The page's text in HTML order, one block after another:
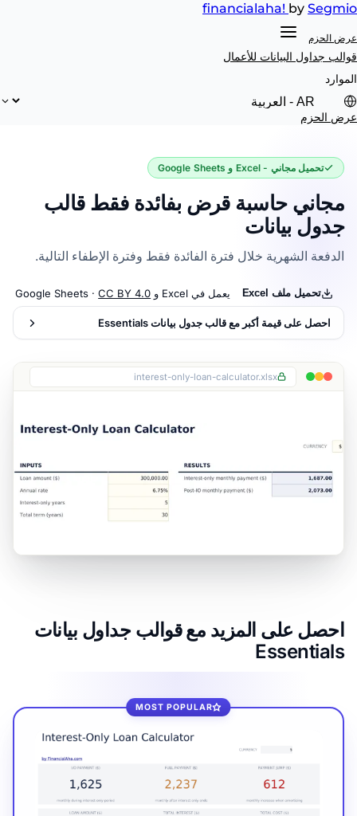
financialaha! by Segmio
عرض الحزم
قوالب جداول البيانات للأعمال
الموارد
عرض الحزم
تحميل مجاني - Excel و Google Sheets
مجاني حاسبة قرض بفائدة فقط قالب
جدول بيانات
الدفعة الشهرية خلال فترة الفائدة فقط وفترة الإطفاء التالية.
تحميل ملف Excel يعمل في Excel و Google Sheets · CC BY 4.0
احصل على قيمة أكبر مع قالب جدول بيانات Essentials
interest-only-loan-calculator.xlsx
احصل على المزيد مع قوالب جداول بيانات
Essentials
MOST POPULAR